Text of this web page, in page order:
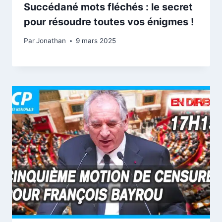
Succédané mots fléchés : le secret
pour résoudre toutes vos énigmes !
ParJonathan 9 mars 2025